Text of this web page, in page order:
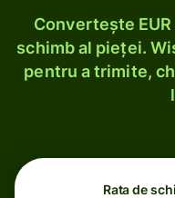
Convertește
schimb al pieței.
pentru a trimite,
Rata de